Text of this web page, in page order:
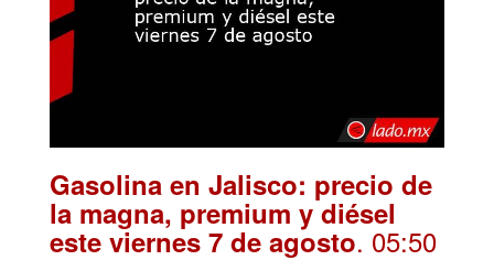
Gasolina en Jalisco: precio de
la magna, premium y diésel
este viernes 7 de agosto. 05:50